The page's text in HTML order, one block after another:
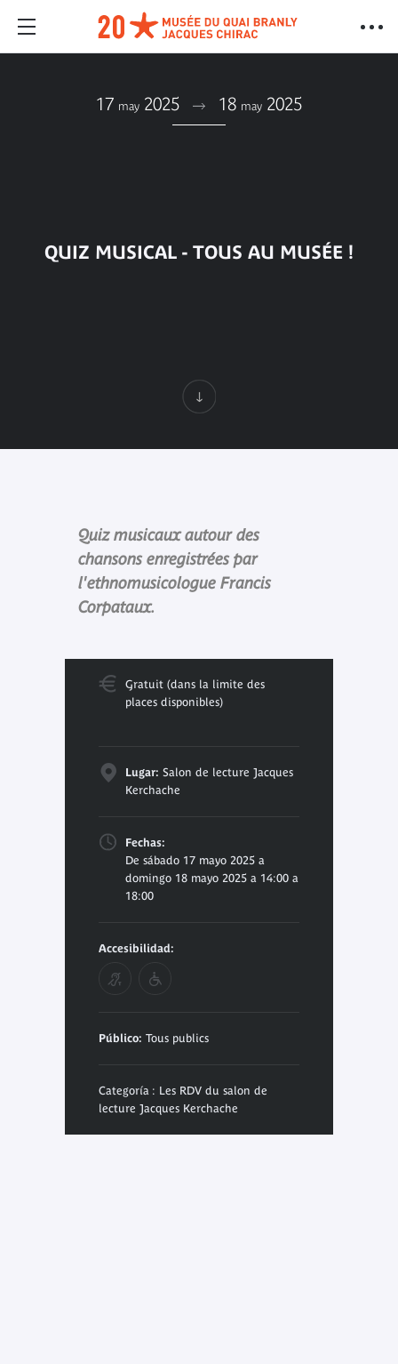
17 may 2025 18 may 2025
QUIZ MUSICAL - TOUS AU MUSÉE !
Quiz musicaux autour des
chansons enregistrées par
l'ethnomusicologue Francis
Corpataux.
Gratuit (dans la limite des
places disponibles)
Lugar: Salon de lecture Jacques
Kerchache
Fechas:
De sábado 17 mayo 2025 a
domingo 18 mayo 2025 a 14:00 a
18:00
Accesibilidad:
Público: Tous publics
Categoría : Les RDV du salon de
lecture Jacques Kerchache